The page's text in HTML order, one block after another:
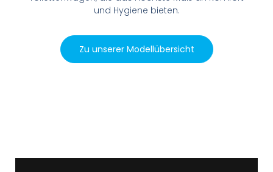
und Hygiene bieten.
Zu unserer Modellübersicht